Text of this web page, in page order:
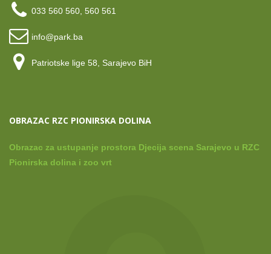
033 560 560, 560 561
info@park.ba
Patriotske lige 58, Sarajevo BiH
OBRAZAC RZC PIONIRSKA DOLINA
Obrazac za ustupanje prostora Djecija scena Sarajevo u RZC
Pionirska dolina i zoo vrt